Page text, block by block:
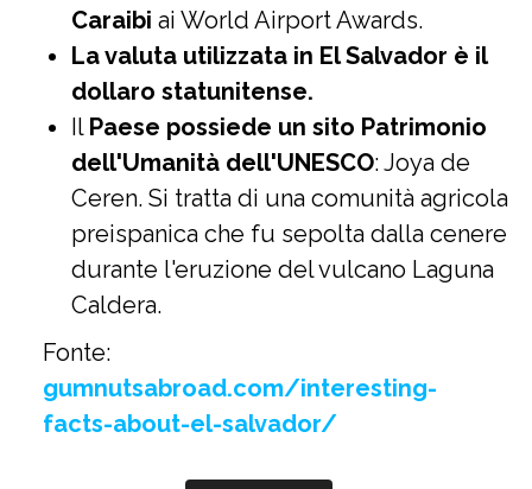
Caraibi ai World Airport Awards.
La valuta utilizzata in El Salvador è il
dollaro statunitense.
Il Paese possiede un sito Patrimonio
dell'Umanità dell'UNESCO: Joya de
Ceren. Si tratta di una comunità agricola
preispanica che fu sepolta dalla cenere
durante l'eruzione del vulcano Laguna
Caldera.
Fonte:
gumnutsabroad.com/interesting-
facts-about-el-salvador/